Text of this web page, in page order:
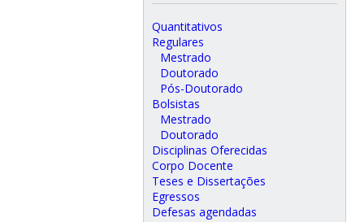
Quantitativos
Regulares
Mestrado
Doutorado
Pós-Doutorado
Bolsistas
Mestrado
Doutorado
Disciplinas Oferecidas
Corpo Docente
Teses e Dissertações
Egressos
Defesas agendadas